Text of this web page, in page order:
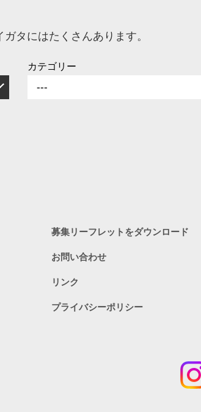
タにはたくさんあります。
カテゴリー
募集リーフレットをダウンロード
お問い合わせ
リンク
プライバシーポリシー